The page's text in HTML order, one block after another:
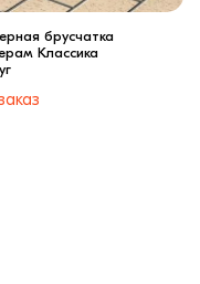
брусчатка
Классика